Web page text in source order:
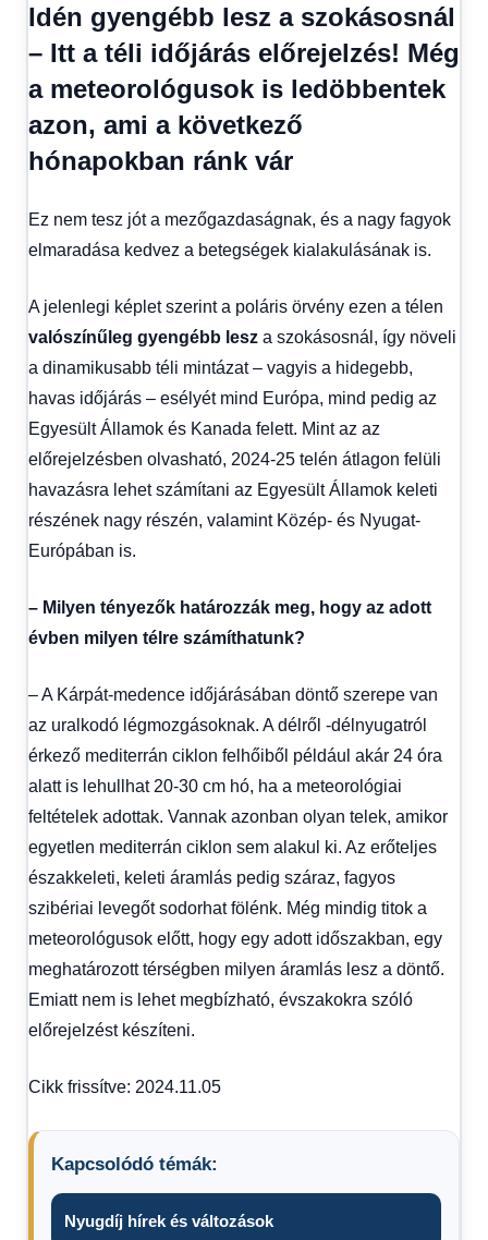
Idén gyengébb lesz a szokásosnál
– Itt a téli időjárás előrejelzés! Még
a meteorológusok is ledöbbentek
azon, ami a következő
hónapokban ránk vár
Ez nem tesz jót a mezőgazdaságnak, és a nagy fagyok
elmaradása kedvez a betegségek kialakulásának is.
A jelenlegi képlet szerint a poláris örvény ezen a télen
valószínűleg gyengébb lesz a szokásosnál, így növeli
a dinamikusabb téli mintázat – vagyis a hidegebb,
havas időjárás – esélyét mind Európa, mind pedig az
Egyesült Államok és Kanada felett. Mint az az
előrejelzésben olvasható, 2024-25 telén átlagon felüli
havazásra lehet számítani az Egyesült Államok keleti
részének nagy részén, valamint Közép- és Nyugat-
Európában is.
– Milyen tényezők határozzák meg, hogy az adott
évben milyen télre számíthatunk?
– A Kárpát-medence időjárásában döntő szerepe van
az uralkodó légmozgásoknak. A délről -délnyugatról
érkező mediterrán ciklon felhőiből például akár 24 óra
alatt is lehullhat 20-30 cm hó, ha a meteorológiai
feltételek adottak. Vannak azonban olyan telek, amikor
egyetlen mediterrán ciklon sem alakul ki. Az erőteljes
északkeleti, keleti áramlás pedig száraz, fagyos
szibériai levegőt sodorhat fölénk. Még mindig titok a
meteorológusok előtt, hogy egy adott időszakban, egy
meghatározott térségben milyen áramlás lesz a döntő.
Emiatt nem is lehet megbízható, évszakokra szóló
előrejelzést készíteni.
Cikk frissítve: 2024.11.05
Kapcsolódó témák:
Nyugdíj hírek és változások